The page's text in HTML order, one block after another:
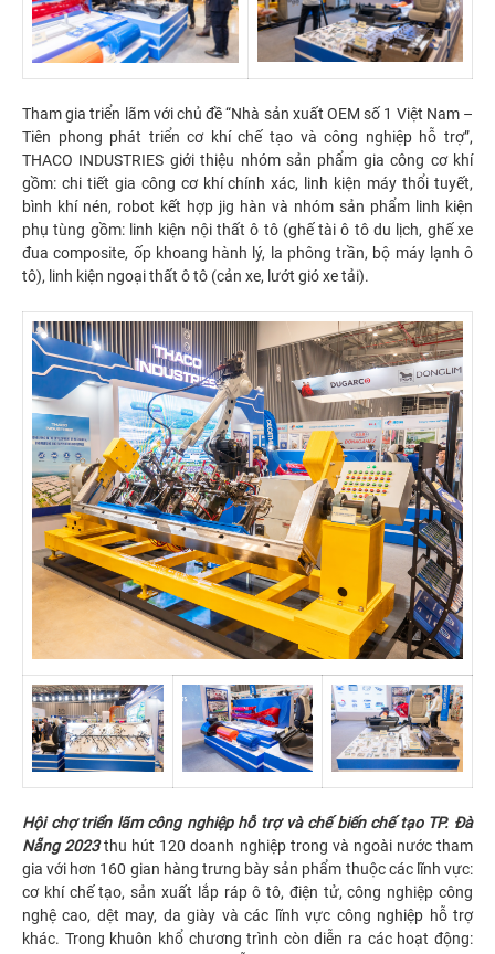
Tham gia triển lãm với chủ đề “Nhà sản xuất OEM số 1 Việt Nam –
Tiên phong phát triển cơ khí chế tạo và công nghiệp hỗ trợ”,
THACO INDUSTRIES giới thiệu nhóm sản phẩm gia công cơ khí
gồm: chi tiết gia công cơ khí chính xác, linh kiện máy thổi tuyết,
bình khí nén, robot kết hợp jig hàn và nhóm sản phẩm linh kiện
phụ tùng gồm: linh kiện nội thất ô tô (ghế tài ô tô du lịch, ghế xe
đua composite, ốp khoang hành lý, la phông trần, bộ máy lạnh ô
tô), linh kiện ngoại thất ô tô (cản xe, lướt gió xe tải).
Hội chợ triển lãm công nghiệp hỗ trợ và chế biến chế tạo TP. Đà
Nẵng 2023thu hút 120 doanh nghiệp trong và ngoài nước tham
gia với hơn 160 gian hàng trưng bày sản phẩm thuộc các lĩnh vực:
cơ khí chế tạo, sản xuất lắp ráp ô tô, điện tử, công nghiệp công
nghệ cao, dệt may, da giày và các lĩnh vực công nghiệp hỗ trợ
khác. Trong khuôn khổ chương trình còn diễn ra các hoạt động: